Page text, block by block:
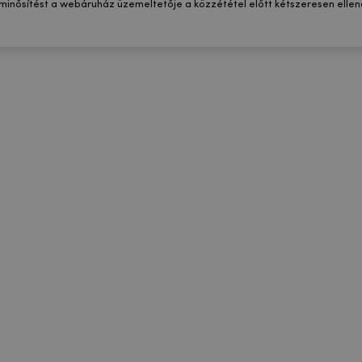
a webáruház üzemeltetője a közzététel előtt kétszeresen